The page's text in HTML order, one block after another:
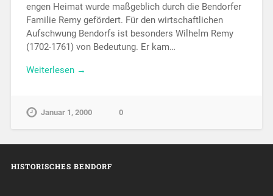
engen Heimat wurde maßgeblich durch die Bendorfer
Familie Remy gefördert. Für den wirtschaftlichen
Aufschwung Bendorfs ist besonders Wilhelm Remy
(1702-1761) von Bedeutung. Er kam…
Weiterlesen →
Januar 1, 2000 0
HISTORISCHES BENDORF